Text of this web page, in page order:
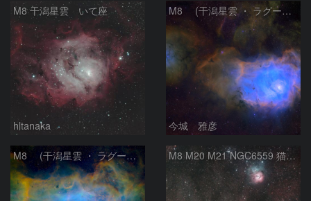
M8 干潟星雲 いて座
hltanaka
M8 (干潟星雲 ・ ラグーン（Lagoon）星雲)
今城 雅彦
M8 (干潟星雲 ・ ラグーン（Lagoon）星雲) M8 M20 M21 NGC6559 猫の手星雲 いて座